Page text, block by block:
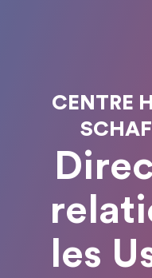
CENTRE
les